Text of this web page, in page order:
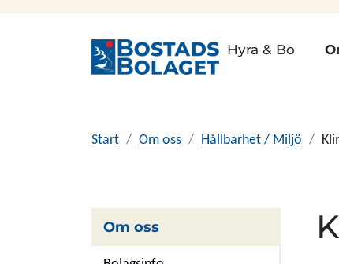
Hyra & Bo
Start Om oss Hållbarhet / Miljö
Om oss